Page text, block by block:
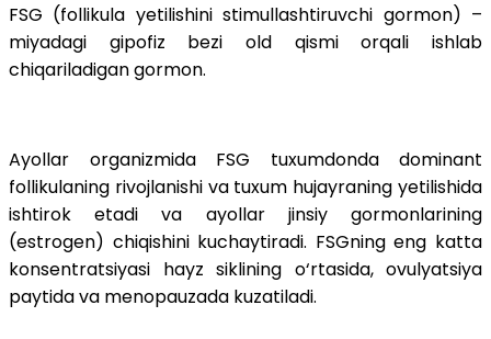
FSG (follikula yetilishini stimullashtiruvchi gormon) –
miyadagi gipofiz bezi old qismi orqali ishlab
chiqariladigan gormon.
Ayollar organizmida FSG tuxumdonda dominant
follikulaning rivojlanishi va tuxum hujayraning yetilishida
ishtirok etadi va ayollar jinsiy gormonlarining
(estrogen) chiqishini kuchaytiradi. FSGning eng katta
konsentratsiyasi hayz siklining o‘rtasida, ovulyatsiya
paytida va menopauzada kuzatiladi.